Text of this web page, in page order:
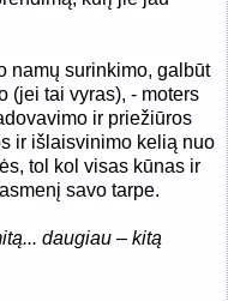
namų surinkimo, galbūt
(jei tai vyras), - moters
ir priežiūros
ir išlaisvinimo kelią nuo
tol kol visas kūnas ir
savo tarpe.
daugiau – kitą